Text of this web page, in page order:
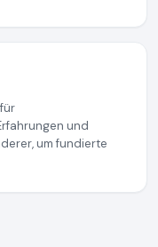
und
um fundierte